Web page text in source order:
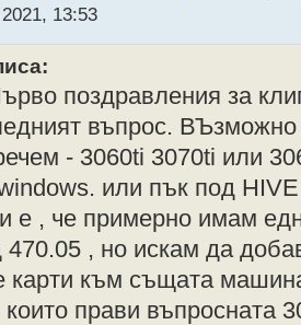
13:53
поздравления за
въпрос. ВЪзможно
- 3060ti 3070ti или
или пък под
е , че примерно имам
470.05 , но искам да
карти към същата
прави въпросната